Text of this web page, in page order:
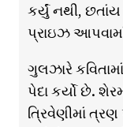
કર્યું નથી,
પ્રાઇઝ
ગુલઝારે
પેદા કર્યો છે.
ત્રિવેણીમાં